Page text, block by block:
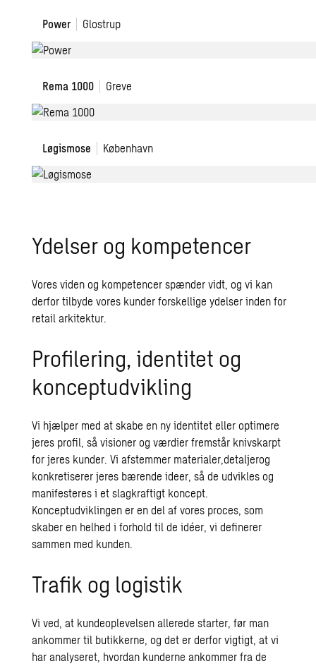
Power Glostrup
Power
Rema 1000 Greve
Rema
Løgismose København
Løgismose
Ydelser og kompetencer
Vores viden og kompetencer spænder vidt, og vi kan
derfor tilbyde vores kunder forskellige ydelser inden for
retail arkitektur.
Profilering, identitet og
konceptudvikling
Vi hjælper med at skabe en ny identitet eller optimere
jeres profil, så visioner og værdier fremstår knivskarpt
for jeres kunder. Vi afstemmer materialer,detaljerog
konkretiserer jeres bærende ideer, så de udvikles og
manifesteres i et slagkraftigt koncept.
Konceptudviklingen er en del af vores proces, som
skaber en helhed i forhold til de idéer, vi definerer
sammen med kunden.
Trafik og logistik
Vi ved, at kundeoplevelsen allerede starter, før man
ankommer til butikkerne, og det er derfor vigtigt, at vi
har analyseret, hvordan kunderne ankommer fra de